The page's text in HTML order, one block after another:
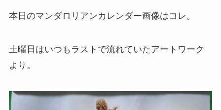
本日のマンダロリアンカレンダー画像はコレ。
土曜日はいつもラストで流れていたアートワーク
より。